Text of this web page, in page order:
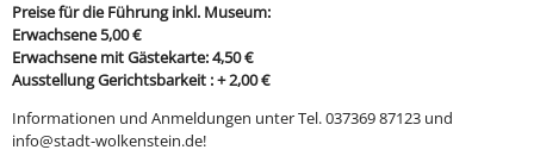
Preise für die Führung inkl. Museum:
Erwachsene 5,00 €
Erwachsene mit Gästekarte: 4,50 €
Ausstellung Gerichtsbarkeit : + 2,00 €
Informationen und Anmeldungen unter Tel. 037369 87123 und
info@stadt-wolkenstein.de!